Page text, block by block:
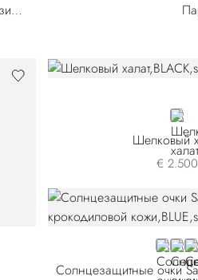
Солнцезащитные очки Safari из прорезиненной крокодиловой кожи
BLACK
Шелковый
€ 2.500
BLUE